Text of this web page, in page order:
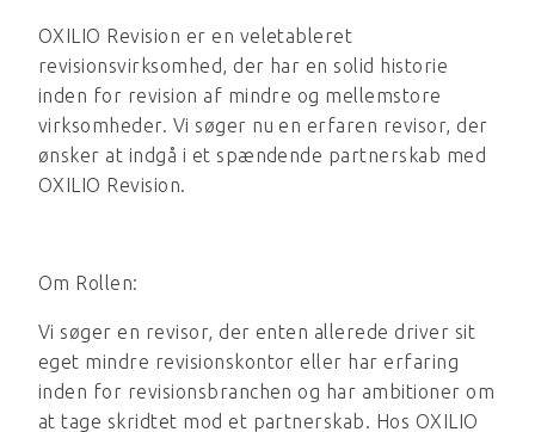
OXILIO Revision er en veletableret
revisionsvirksomhed, der har en solid historie
inden for revision af mindre og mellemstore
virksomheder. Vi søger nu en erfaren revisor, der
ønsker at indgå i et spændende partnerskab med
OXILIO Revision.
Om Rollen:
Vi søger en revisor, der enten allerede driver sit
eget mindre revisionskontor eller har erfaring
inden for revisionsbranchen og har ambitioner om
at tage skridtet mod et partnerskab. Hos OXILIO